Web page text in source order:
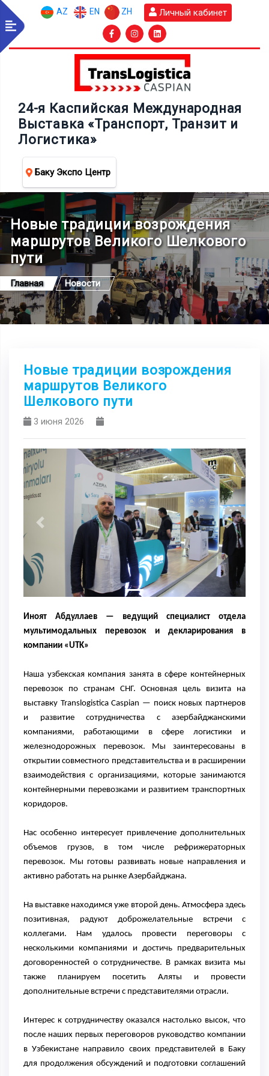
AZ EN ZH Личный кабинет
24-я Каспийская Международная
Выставка «Транспорт, Транзит и
Логистика»
Баку Экспо Центр
Новые традиции возрождения
маршрутов Великого Шелкового
пути
Главная Новости
Новые традиции возрождения
маршрутов Великого
Шелкового пути
3 июня 2026
Previous Next
Иноят Абдуллаев — ведущий специалист отдела
мультимодальных перевозок и декларирования в
компании «UTK»
Наша узбекская компания занята в сфере контейнерных
перевозок по странам СНГ. Основная цель визита на
выставку Translogistica Caspian — поиск новых партнеров
и развитие сотрудничества с азербайджанскими
компаниями, работающими в сфере логистики и
железнодорожных перевозок. Мы заинтересованы в
открытии совместного представительства и в расширении
взаимодействия с организациями, которые занимаются
контейнерными перевозками и развитием транспортных
коридоров.
Нас особенно интересует привлечение дополнительных
объемов грузов, в том числе рефрижераторных
перевозок. Мы готовы развивать новые направления и
активно работать на рынке Азербайджана.
На выставке находимся уже второй день. Атмосфера здесь
позитивная, радуют доброжелательные встречи с
коллегами. Нам удалось провести переговоры с
несколькими компаниями и достичь предварительных
договоренностей о сотрудничестве. В рамках визита мы
также планируем посетить Аляты и провести
дополнительные встречи с представителями отрасли.
Интерес к сотрудничеству оказался настолько высок, что
после наших первых переговоров руководство компании
в Узбекистане направило своих представителей в Баку
для продолжения обсуждений и подготовки соглашений